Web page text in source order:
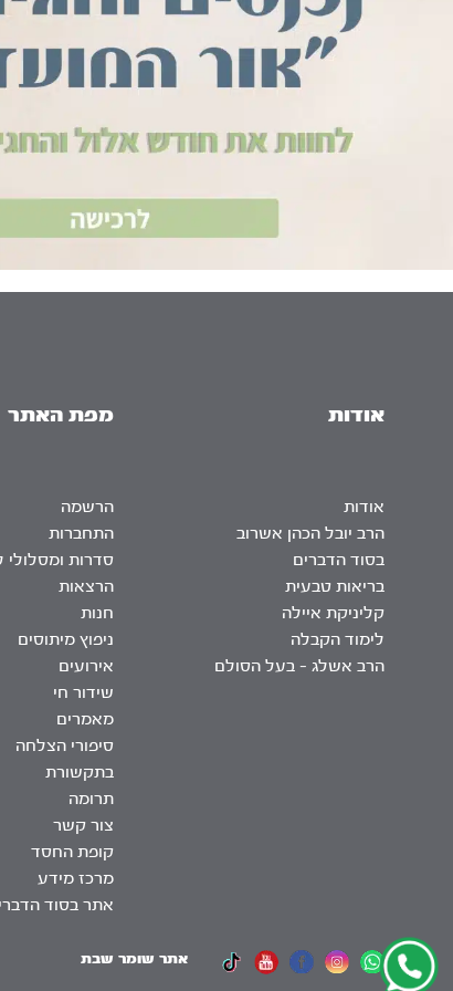
אודות
אודות
הרב יובל הכהן אשרוב
בסוד הדברים
בריאות טבעית
קליניקת איילה
לימוד הקבלה
הרב אשלג – בעל הסולם
מפת האתר
הרשמה
התחברות
סדרות ומסלולי
הרצאות
חנות
ניפוץ מיתוסים
אירועים
שידור חי
מאמרים
סיפורי הצלחה
בתקשורת
תרומה
צור קשר
קופת החסד
מרכז מידע
אתר בסוד
אתר שומר שבת